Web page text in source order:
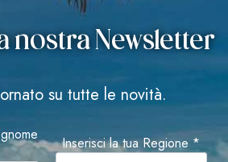
nostra Newsletter
su tutte le novità.
Inserisci la tua Regione *